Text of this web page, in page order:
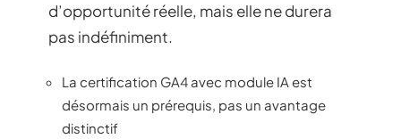
d’opportunité réelle, mais elle ne durera
pas indéfiniment.
La certification GA4 avec module IA est
désormais un prérequis, pas un avantage
distinctif